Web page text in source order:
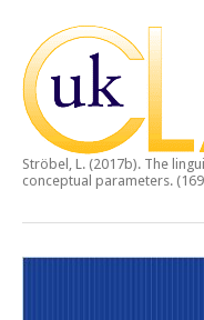
Ströbel, L. (2017b). The
conceptual parameters.